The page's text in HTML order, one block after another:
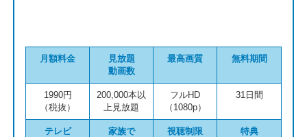
月額料金
見放題
動画数
最高画質 無料期間
1990円
（税抜）
200,000本以
上見放題
フルHD
（1080p）
31日間
テレビ
家族で
視聴制限
特典